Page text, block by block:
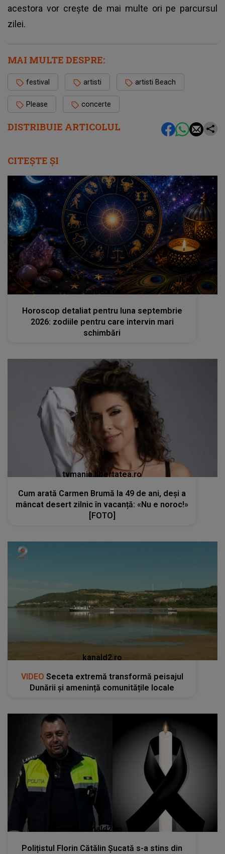
DISTRIBUIE ARTICOLUL
acestora vor crește de mai multe ori pe parcursul
zilei.
MAI MULTE DESPRE:
festival artisti artisti Beach
Please concerte
CITEȘTE ȘI
femeia.ro
Horoscop detaliat pentru luna septembrie
2026: zodiile pentru care intervin mari
schimbări
tvmania.libertatea.ro
Cum arată Carmen Brumă la 49 de ani, deși a
mâncat desert zilnic în vacanță: «Nu e noroc!»
[FOTO]
kanald2.ro
VIDEO Seceta extremă transformă peisajul
Dunării și amenință comunitățile locale
kanald2.ro
Polițistul Florin Cătălin Șucată s-a stins din